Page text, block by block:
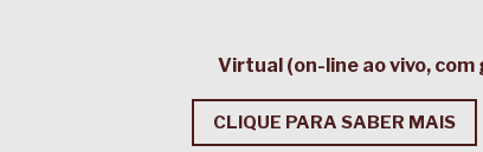
Virtual (on-line ao vivo,
CLIQUE PARA SABER MAIS